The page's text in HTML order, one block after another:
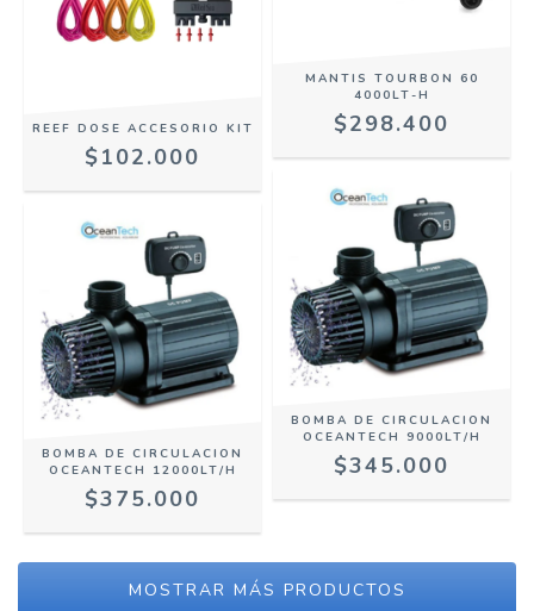
REEF DOSE ACCESORIO KIT
$102.000
MANTIS TOURBON 60
4000LT-H
$298.400
BOMBA DE CIRCULACION
OCEANTECH 12000LT/H
$375.000
BOMBA DE CIRCULACION
OCEANTECH 9000LT/H
$345.000
MOSTRAR MÁS PRODUCTOS